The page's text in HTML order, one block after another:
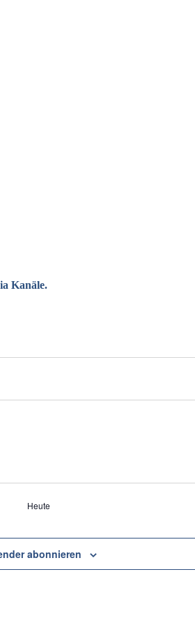
Kanäle.
Heute
abonnieren